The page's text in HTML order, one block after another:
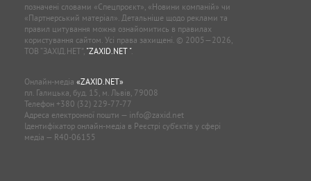
позначені словами «Спецпроєкт», «Новини компаній» чи
«Партнерський матеріал». Детальніше щодо реклами та
правил цитування можна ознайомитись в правилах
користування сайтом. Усі права захищені. © 2005—2026,
ТОВ “ЗАХІД.НЕТ”, "ZAXID.NET ".
Онлайн-медіа «ZAXID.NET»
пл. Галицька, буд. 15, м. Львів, 79008
Телефон +380 (32) 229-77-77
Адреса електронної пошти — info@zaxid.net
Ідентифікатор онлайн-медіа в Реєстрі суб'єктів у сфері
медіа — R40-06155